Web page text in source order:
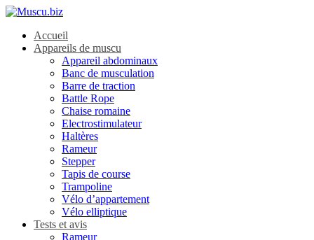
Accueil
Appareils de muscu
Appareil abdominaux
Banc de musculation
Barre de traction
Battle Rope
Chaise romaine
Electrostimulateur
Haltères
Rameur
Stepper
Tapis de course
Trampoline
Vélo d’appartement
Vélo elliptique
Tests et avis
Rameur